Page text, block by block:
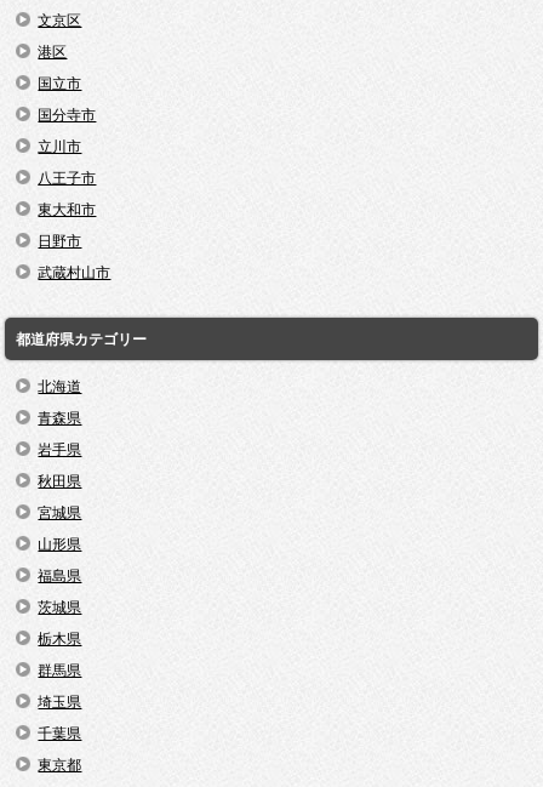
文京区
港区
国立市
国分寺市
立川市
八王子市
東大和市
日野市
武蔵村山市
都道府県カテゴリー
北海道
青森県
岩手県
秋田県
宮城県
山形県
福島県
茨城県
栃木県
群馬県
埼玉県
千葉県
東京都